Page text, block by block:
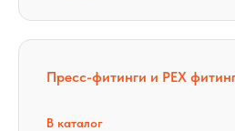
Пресс-фитинги и PEX
В каталог